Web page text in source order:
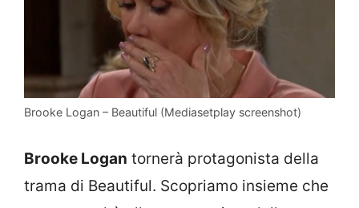
Brooke Logan – Beautiful (Mediasetplay screenshot)
Brooke Logan tornerà protagonista della
trama di Beautiful. Scopriamo insieme che